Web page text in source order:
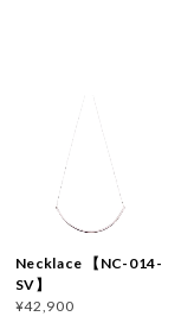
Necklace 【NC-014-
SV】
¥42,900